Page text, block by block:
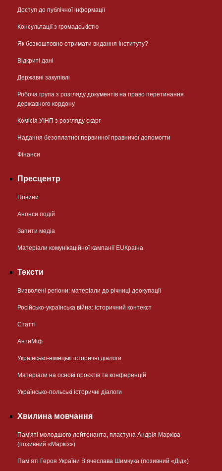
Доступ до публічної інформації
Консультації з громадськістю
Як безкоштовно отримати видання Інституту?
Відкриті дані
Державні закупівлі
Робоча група з розгляду документів на право перетинання
державного кордону
Комісія УІНП з розгляду скарг
Надання безоплатної первинної правничої допомогти
Фінанси
Пресцентр
Новини
Анонси подій
Запити медіа
Матеріали комунікаційної кампанії EUКраїна
Тексти
Визволені регіони: матеріали до річниці деокупації
Російсько-українська війна: історичний контекст
Статті
АнтиМіф
Українсько-німецькі історичні діалоги
Матеріали на основі проєктів та конференцій
Українсько-польські історичні діалоги
Хвилина мовчання
Пам'яті молодшого лейтенанта, пластуна Андрія Марківа
(позивний «Маркіз»)
Пам’яті Героя України В’ячеслава Шимчука (позивний «Дід»)